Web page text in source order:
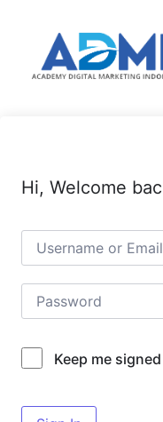
Hi, Welcome
Keep me